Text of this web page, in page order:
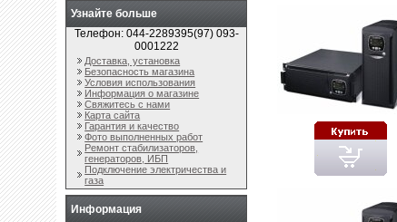
Узнайте больше
Телефон: 044-2289395(97) 093-
0001222
Доставка, установка
Безопасность магазина
Условия использования
Информация о магазине
Свяжитесь с нами
Карта сайта
Гарантия и качество
Фото выполненных работ
Ремонт стабилизаторов,
генераторов, ИБП
Подключение электричества и
газа
Информация